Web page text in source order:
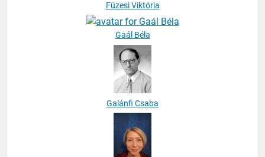
Füzesi Viktória
Gaál Béla
Galánfi Csaba